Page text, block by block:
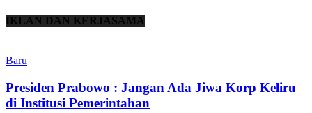
IKLAN DAN KERJASAMA
Baru
Presiden Prabowo : Jangan Ada Jiwa Korp Keliru
di Institusi Pemerintahan